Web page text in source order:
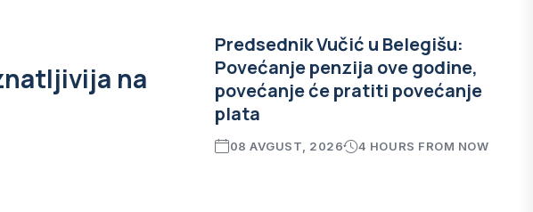
na
Predsednik Vučić u Belegišu:
Povećanje penzija ove godine,
povećanje će pratiti povećanje
plata
08 AVGUST, 2026 4 HOURS FROM NOW